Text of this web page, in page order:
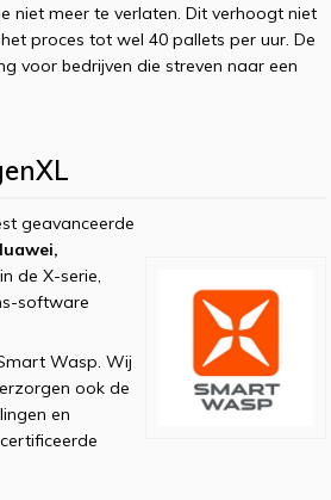
niet meer te verlaten. Dit verhoogt niet
proces tot wel 40 pallets per uur. De
voor bedrijven die streven naar een
geavanceerde
de X-serie,
software
Wasp. Wij
ook de
en